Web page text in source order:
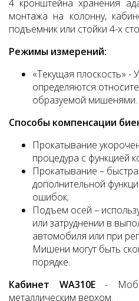
4 кронштейна хранения
монтажа на колонну,
подъемник или стойки 4-х
Режимы измерений:
«Текущая плоскость» -
определяются
образуемой мишенями.
Способы компенсации
Прокатывание
процедура с функцией
Прокатывание –
дополнительной
ошибок;
Подъем осей –
или затруднении в
автомобиля или при
Мишени могут быть
порядке.
Кабинет WA310E-
металлическим верхом.